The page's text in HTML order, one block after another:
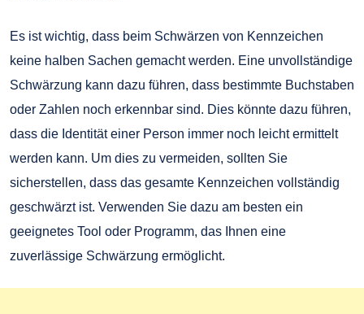
Es ist wichtig, dass beim Schwärzen von Kennzeichen
keine halben Sachen gemacht werden. Eine unvollständige
Schwärzung kann dazu führen, dass bestimmte Buchstaben
oder Zahlen noch erkennbar sind. Dies könnte dazu führen,
dass die Identität einer Person immer noch leicht ermittelt
werden kann. Um dies zu vermeiden, sollten Sie
sicherstellen, dass das gesamte Kennzeichen vollständig
geschwärzt ist. Verwenden Sie dazu am besten ein
geeignetes Tool oder Programm, das Ihnen eine
zuverlässige Schwärzung ermöglicht.